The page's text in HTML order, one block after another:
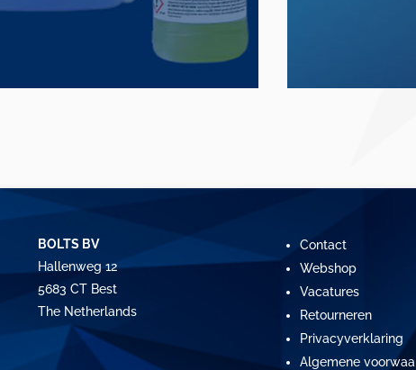
BOLTS BV
Hallenweg 12
5683 CT Best
The Netherlands
Contact
Webshop
Vacatures
Retourneren
Privacyverklaring
Algemene